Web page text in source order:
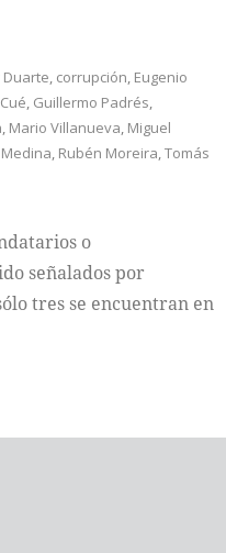
Duarte, corrupción, Eugenio
, Guillermo Padrés,
, Mario Villanueva, Miguel
, Rubén Moreira,Tomás
o
señalados por
tres se encuentran en